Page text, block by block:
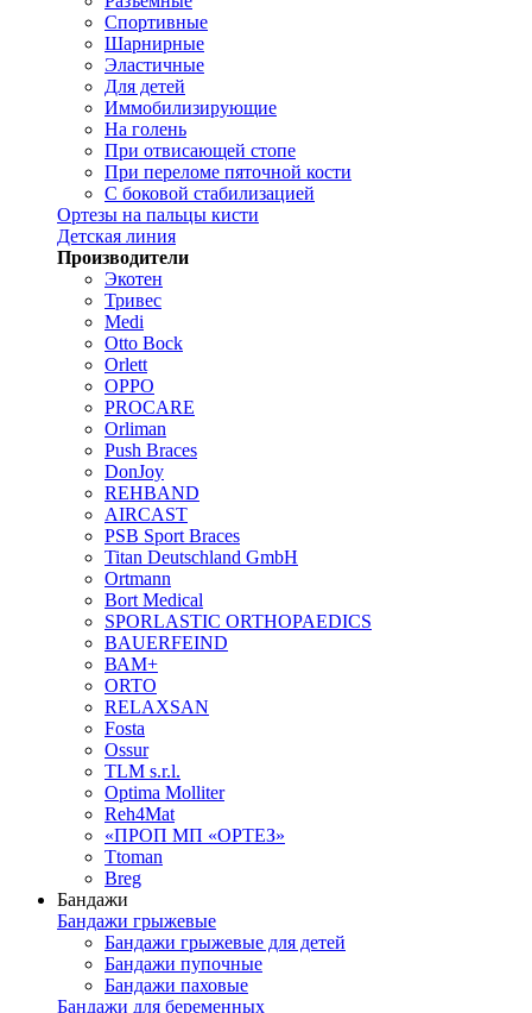
Спортивные
Шарнирные
Эластичные
Для детей
Иммобилизирующие
На голень
При отвисающей стопе
При переломе пяточной кости
С боковой стабилизацией
Ортезы на пальцы кисти
Детская линия
Производители
Экотен
Тривес
Medi
Otto Bock
Orlett
OPPO
PROCARE
Orliman
Push Braces
DonJoy
REHBAND
AIRCAST
PSB Sport Braces
Titan Deutschland GmbH
Ortmann
Bort Medical
SPORLASTIC ORTHOPAEDICS
BAUERFEIND
ВАМ+
ORTO
RELAXSAN
Fosta
Ossur
TLM s.r.l.
Optima Molliter
Reh4Mat
«ПРОП МП «ОРТЕЗ»
Ttoman
Breg
Бандажи
Бандажи грыжевые
Бандажи грыжевые для детей
Бандажи пупочные
Бандажи паховые
Бандажи для беременных